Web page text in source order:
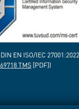
EN ISO/IEC
TMS[PDF])